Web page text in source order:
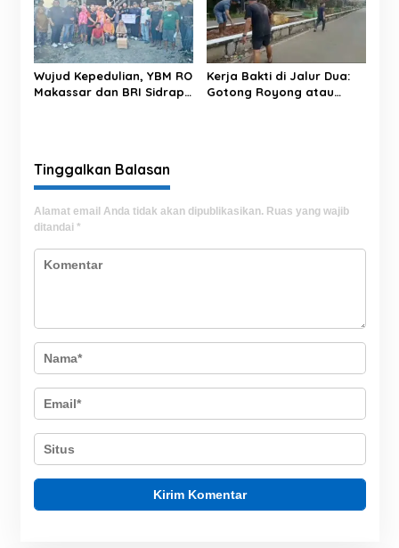
Wujud Kepedulian, YBM RO
Makassar dan BRI Sidrap
Kerja Bakti di Jalur Dua:
Gotong Royong atau
Tinggalkan Balasan
Alamat email Anda tidak akan dipublikasikan. Ruas yang wajib
ditandai *